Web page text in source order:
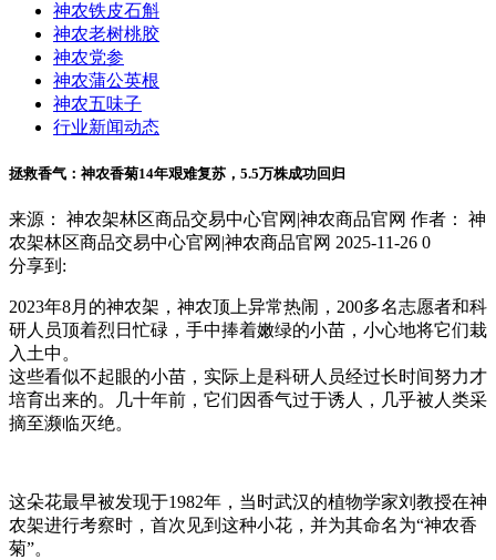
神农铁皮石斛
神农老树桃胶
神农党参
神农蒲公英根
神农五味子
行业新闻动态
拯救香气：神农香菊14年艰难复苏，5.5万株成功回归
来源： 神农架林区商品交易中心官网|神农商品官网 作者： 神
农架林区商品交易中心官网|神农商品官网 2025-11-26 0
分享到:
2023年8月的神农架，神农顶上异常热闹，200多名志愿者和科
研人员顶着烈日忙碌，手中捧着嫩绿的小苗，小心地将它们栽
入土中。
这些看似不起眼的小苗，实际上是科研人员经过长时间努力才
培育出来的。几十年前，它们因香气过于诱人，几乎被人类采
摘至濒临灭绝。
这朵花最早被发现于1982年，当时武汉的植物学家刘教授在神
农架进行考察时，首次见到这种小花，并为其命名为“神农香
菊”。